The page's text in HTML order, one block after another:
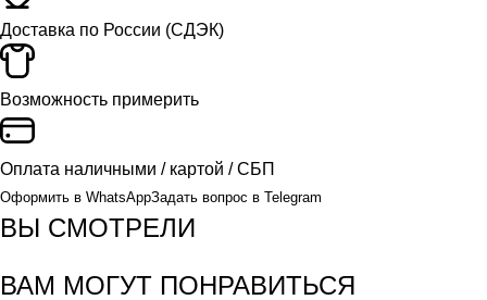
Доставка по России (СДЭК)
Возможность примерить
Оплата наличными / картой / СБП
Оформить в WhatsAppЗадать вопрос в Telegram
ВЫ СМОТРЕЛИ
ВАМ МОГУТ ПОНРАВИТЬСЯ